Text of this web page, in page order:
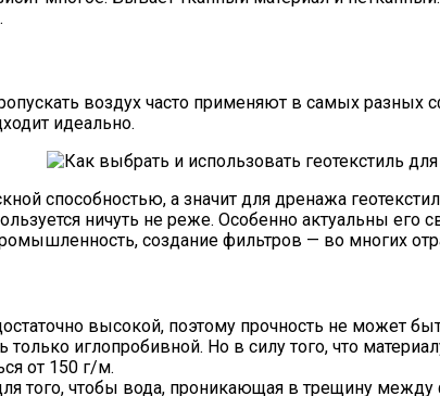
воздух часто применяют в самых
идеально.
способностью, а значит для дренажа
ничуть не реже. Особенно актуальны его
создание фильтров — во многих
высокой, поэтому прочность не может
иглопробивной. Но в силу того, что
от 150 г/м.
того, чтобы вода, проникающая в трещину